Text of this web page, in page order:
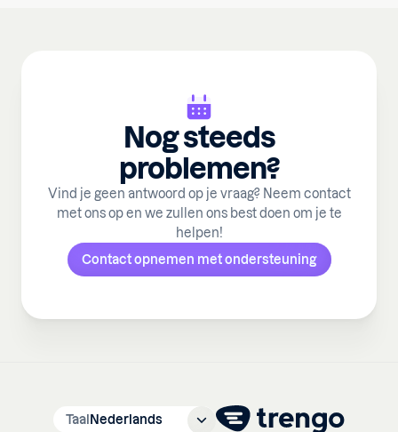
Nog steeds
problemen?
Vind je geen antwoord op je vraag? Neem contact
met ons op en we zullen ons best doen om je te
helpen!
Contact opnemen met ondersteuning
Taal Nederlands